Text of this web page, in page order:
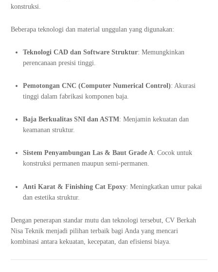
konstruksi.
Beberapa teknologi dan material unggulan yang digunakan:
Teknologi CAD dan Software Struktur: Memungkinkan
perencanaan presisi tinggi.
Pemotongan CNC (Computer Numerical Control): Akurasi
tinggi dalam fabrikasi komponen baja.
Baja Berkualitas SNI dan ASTM: Menjamin kekuatan dan
keamanan struktur.
Sistem Penyambungan Las & Baut Grade A: Cocok untuk
konstruksi permanen maupun semi-permanen.
Anti Karat & Finishing Cat Epoxy: Meningkatkan umur pakai
dan estetika struktur.
Dengan penerapan standar mutu dan teknologi tersebut, CV Berkah
Nisa Teknik menjadi pilihan terbaik bagi Anda yang mencari
kombinasi antara kekuatan, kecepatan, dan efisiensi biaya.